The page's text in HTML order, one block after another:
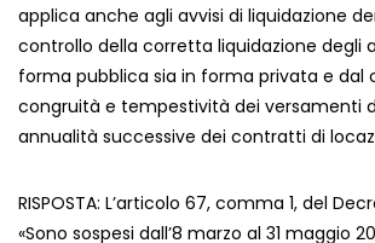
applica anche agli avvisi di liquidazione
controllo della corretta liquidazione degli
forma pubblica sia in forma privata e dal
congruità e tempestività dei versamenti
annualità successive dei contratti di
RISPOSTA: L’articolo 67, comma 1, del
«Sono sospesi dall’8 marzo al 31 maggio